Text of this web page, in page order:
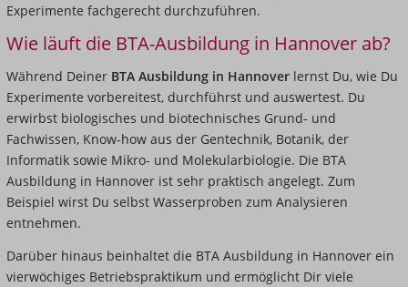
Experimente fachgerecht durchzuführen.
Wie läuft die BTA-Ausbildung in Hannover ab?
Während Deiner BTA Ausbildung in Hannover lernst Du, wie Du
Experimente vorbereitest, durchführst und auswertest. Du
erwirbst biologisches und biotechnisches Grund- und
Fachwissen, Know-how aus der Gentechnik, Botanik, der
Informatik sowie Mikro- und Molekularbiologie. Die BTA
Ausbildung in Hannover ist sehr praktisch angelegt. Zum
Beispiel wirst Du selbst Wasserproben zum Analysieren
entnehmen.
Darüber hinaus beinhaltet die BTA Ausbildung in Hannover ein
vierwöchiges Betriebspraktikum und ermöglicht Dir viele